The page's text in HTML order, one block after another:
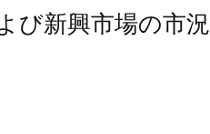
び新興市場の市況